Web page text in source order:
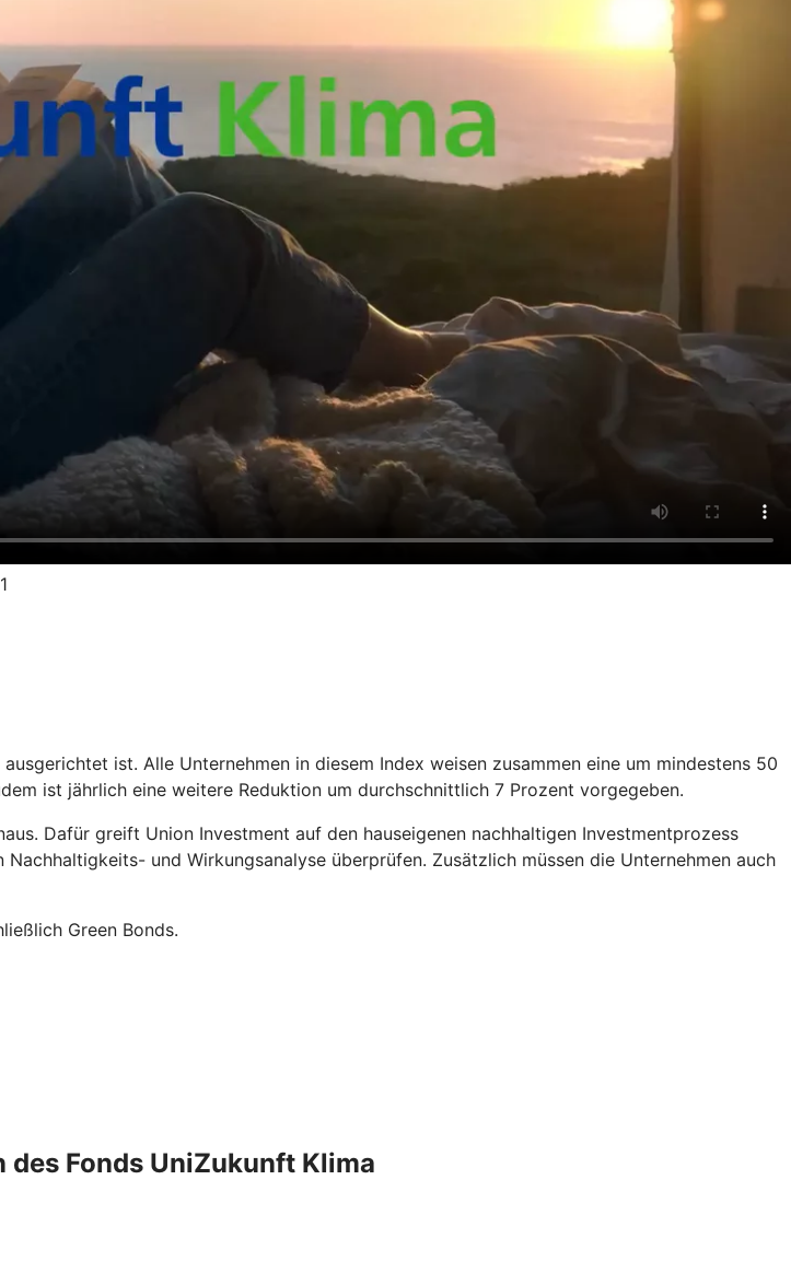
ist. Alle Unternehmen in diesem Index weisen zusammen eine um mindestens 50
ist jährlich eine weitere Reduktion um durchschnittlich 7 Prozent vorgegeben.
Dafür greift Union Investment auf den hauseigenen nachhaltigen Investmentprozess
und Wirkungsanalyse überprüfen. Zusätzlich müssen die Unternehmen auch
Green Bonds.
des Fonds UniZukunft Klima